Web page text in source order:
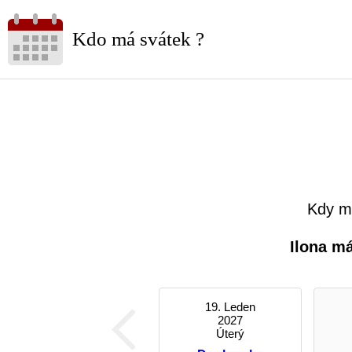
Kdo má svátek ?
Kdy
Ilona
19. Leden
2027
Úterý